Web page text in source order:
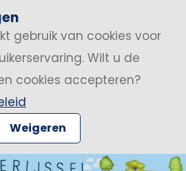
gebruik van cookies voor
Wilt u de
cookies accepteren?
Weigeren